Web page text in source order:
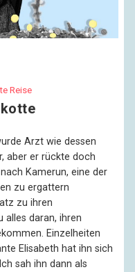
Reise
Arzt wie dessen
aber er rückte doch
Kamerun, eine der
zu ergattern
zu ihren
alles daran, ihren
Einzelheiten
Elisabeth hat ihn sich
sah ihn dann als